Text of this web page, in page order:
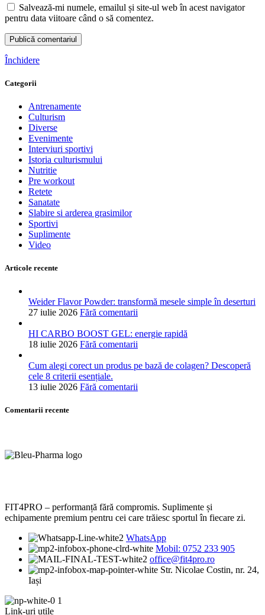
Salvează-mi numele, emailul și site-ul web în acest navigator
pentru data viitoare când o să comentez.
Închidere
Categorii
Antrenamente
Culturism
Diverse
Evenimente
Interviuri sportivi
Istoria culturismului
Nutritie
Pre workout
Retete
Sanatate
Slabire si arderea grasimilor
Sportivi
Suplimente
Video
Articole recente
Weider Flavor Powder: transformă mesele simple în deserturi
27 iulie 2026 Fără comentarii
HI CARBO BOOST GEL: energie rapidă
18 iulie 2026 Fără comentarii
Cum alegi corect un produs pe bază de colagen? Descoperă
cele 8 criterii esențiale.
13 iulie 2026 Fără comentarii
Comentarii recente
FIT4PRO – performanță fără compromis. Suplimente și
echipamente premium pentru cei care trăiesc sportul în fiecare zi.
WhatsApp
Mobil: 0752 233 905
office@fit4pro.ro
Str. Nicolae Costin, nr. 24,
Iași
Link-uri utile